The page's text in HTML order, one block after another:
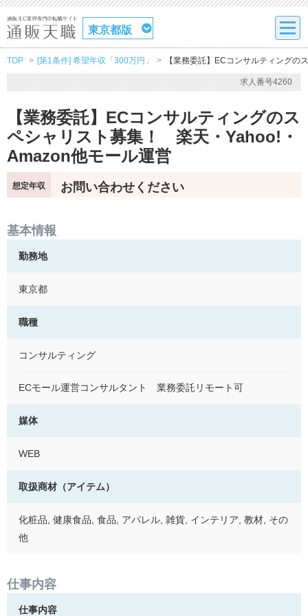
東京都版
TOP [第1条件] 希望年収「300万円」 【業務委託】ECコンサルティング
求人番号4260
【業務委託】ECコンサルティングのス
ペシャリスト募集！ 楽天・Yahoo!・
Amazon他モール運営
想定年収 お問い合わせください
基本情報
勤務地
東京都
職種
コンサルティング
ECモール運営コンサルタント 業務委託リモート可
媒体
WEB
取扱商材（アイテム）
化粧品, 健康食品, 食品, アパレル, 雑貨, インテリア, 教材, その
他
仕事内容
仕事内容